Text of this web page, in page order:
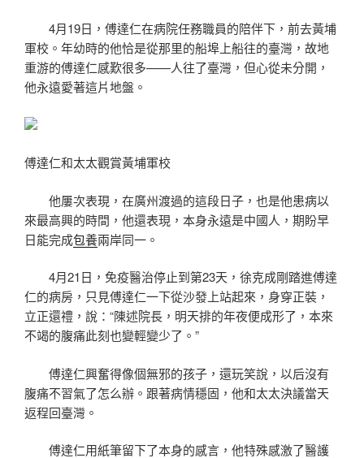
4月19日，傅達仁在病院任務職員的陪伴下，前去黃埔
軍校。年幼時的他恰是從那里的船埠上船往的臺灣，故地
重游的傅達仁感歎很多——人往了臺灣，但心從未分開，
他永遠愛著這片地盤。
傅達仁和太太觀賞黃埔軍校
他屢次表現，在廣州渡過的這段日子，也是他患病以
來最高興的時間，他還表現，本身永遠是中國人，期盼早
日能完成包養兩岸同一。
4月21日，免疫醫治停止到第23天，徐克成剛踏進傅達
仁的病房，只見傅達仁一下從沙發上站起來，身穿正裝，
立正還禮，說：“陳述院長，明天排的年夜便成形了，本來
不竭的腹痛此刻也變輕變少了。”
傅達仁興奮得像個無邪的孩子，還玩笑說，以后沒有
腹痛不習氣了怎么辦。跟著病情穩固，他和太太決議當天
返程回臺灣。
傅達仁用紙筆留下了本身的感言，他特殊感激了醫護